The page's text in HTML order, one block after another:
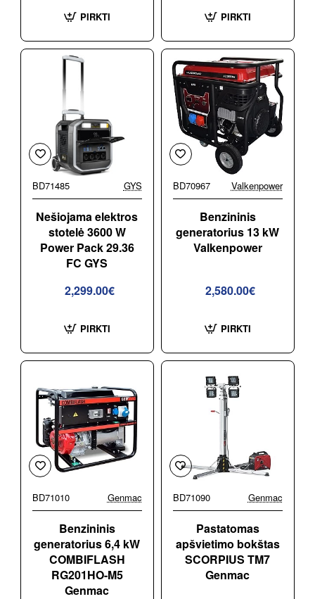
PIRKTI PIRKTI
BD71485 GYS
Nešiojama elektros
stotelė 3600 W
Power Pack 29.36
FC GYS
2,299.00€
PIRKTI
BD70967 Valkenpower
Benzininis
generatorius 13 kW
Valkenpower
2,580.00€
PIRKTI
BD71010 Genmac
Benzininis
generatorius 6,4 kW
COMBIFLASH
RG201HO-M5
Genmac
BD71090 Genmac
Pastatomas
apšvietimo bokštas
SCORPIUS TM7
Genmac